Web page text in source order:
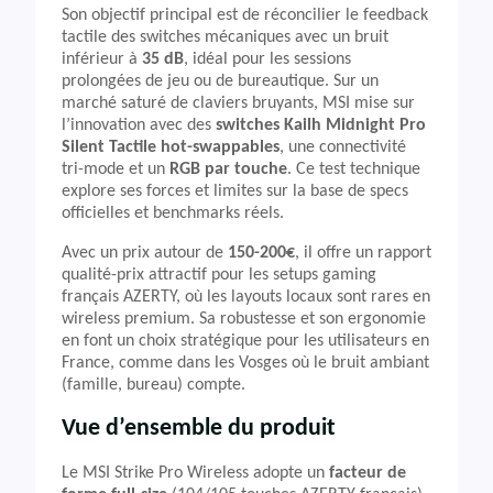
Son objectif principal est de réconcilier le feedback
tactile des switches mécaniques avec un bruit
inférieur à 35 dB, idéal pour les sessions
prolongées de jeu ou de bureautique. Sur un
marché saturé de claviers bruyants, MSI mise sur
l’innovation avec des switches Kailh Midnight Pro
Silent Tactile hot-swappables, une connectivité
tri-mode et un RGB par touche. Ce test technique
explore ses forces et limites sur la base de specs
officielles et benchmarks réels.
Avec un prix autour de 150-200€, il offre un rapport
qualité-prix attractif pour les setups gaming
français AZERTY, où les layouts locaux sont rares en
wireless premium. Sa robustesse et son ergonomie
en font un choix stratégique pour les utilisateurs en
France, comme dans les Vosges où le bruit ambiant
(famille, bureau) compte.
Vue d’ensemble du produit
Le MSI Strike Pro Wireless adopte un facteur de